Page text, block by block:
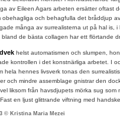
av Eileen Agars arbeten ersätter oftast
obehagliga och behagfulla det bråddjup
många av surrealisterna ut på hal is, i
bland de bästa collagen har ett flörtande
helst automatismen och slumpen,
kontrollen i det konstnärliga arbetet. I
hela hennes livsverk tonas den
och mindre assemblage gnistrar den
liksom från havsdjupets mörka sug som
en ljust glittrande viftning med
© Kristina Maria Mezei